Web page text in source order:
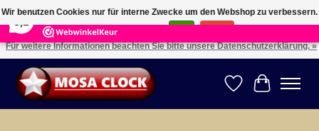
164 Reviews ×
Kies uw taal: NL -- Wählen Sie ihre Sprache: DE -- Choose your language: EN ⇓ ⇒
Wunschzettel
Ihr
Wir benutzen Cookies nur für interne Zwecke um den Webshop zu verbessern.
Ist das in Ordnung?
Für weitere Informationen beachten Sie bitte unsere Datenschutzerklärung. »